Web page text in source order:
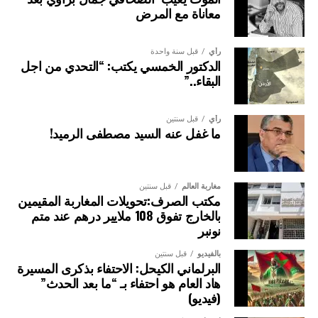
معاناة مع المرض
رأي قبل سنة واحدة
الدكتور الخمسي يكتب: “التحدي من اجل
البقاء..”
رأي قبل سنتين
ما غفل عنه السيد مصطفى الرميد!
مغاربة العالم قبل سنتين
مكتب الصرف:تحويلات المغاربة المقيمين
بالخارج تفوق 108 ملايير درهم عند متم
نونبر
بالفيديو قبل سنتين
البرلماني الكيحل: الاحتفاء بذكرى المسيرة
هاد العام هو احتفاء بـ “ما بعد الحدث”
(فيديو)